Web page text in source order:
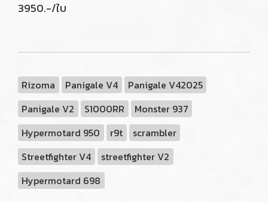
3950.-/ใบ
Rizoma Panigale V4
Panigale V42025
Panigale V2
S1000RR
Monster 937
Hypermotard 950
r9t
scrambler
Streetfighter V4
streetfighter V2
Hypermotard 698